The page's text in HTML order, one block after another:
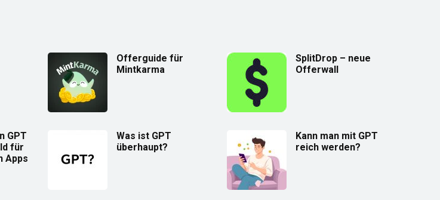
Offerguide für
Mintkarma
SplitDrop – neue
Offerwall
GPT
für
Apps
Was ist GPT
überhaupt?
Kann man mit GPT
reich werden?